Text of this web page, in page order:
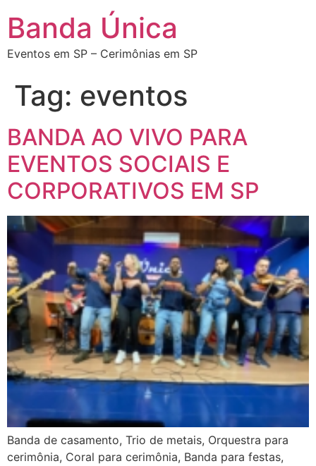
Banda Única
Eventos em SP – Cerimônias em SP
Tag: eventos
BANDA AO VIVO PARA
EVENTOS SOCIAIS E
CORPORATIVOS EM SP
Banda de casamento, Trio de metais, Orquestra para
cerimônia, Coral para cerimônia, Banda para festas,